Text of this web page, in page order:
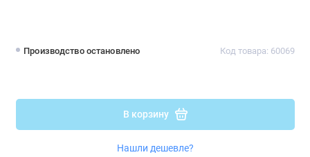
Производство остановлено Код товара: 60069
В корзину
Нашли дешевле?